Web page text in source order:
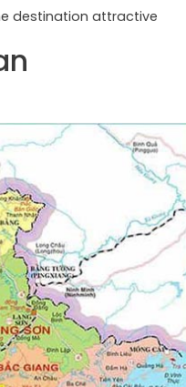
destination attractive